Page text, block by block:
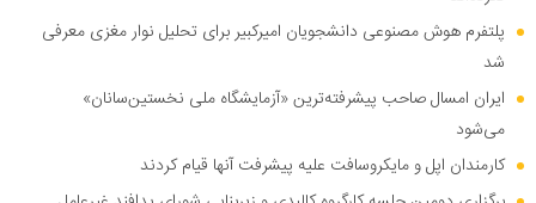
پلتفرم هوش مصنوعی دانشجویان امیرکبیر برای تحلیل نوار مغزی معرفی
شد
ایران امسال صاحب پیشرفته‌ترین «آزمایشگاه ملی نخستین‌سانان»
می‌شود
کارمندان اپل و مایکروسافت علیه پیشرفت آنها قیام کردند